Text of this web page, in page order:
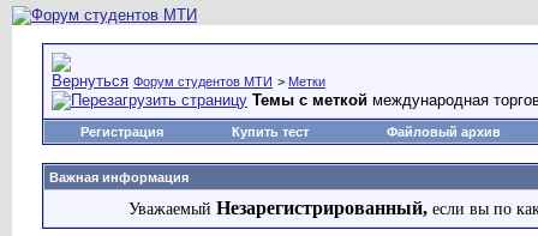
Форум студентов МТИ > Метки
Темы с меткой международная
Регистрация Купить тест Файловый архив
Важная информация
Уважаемый Незарегистрированный, если вы по